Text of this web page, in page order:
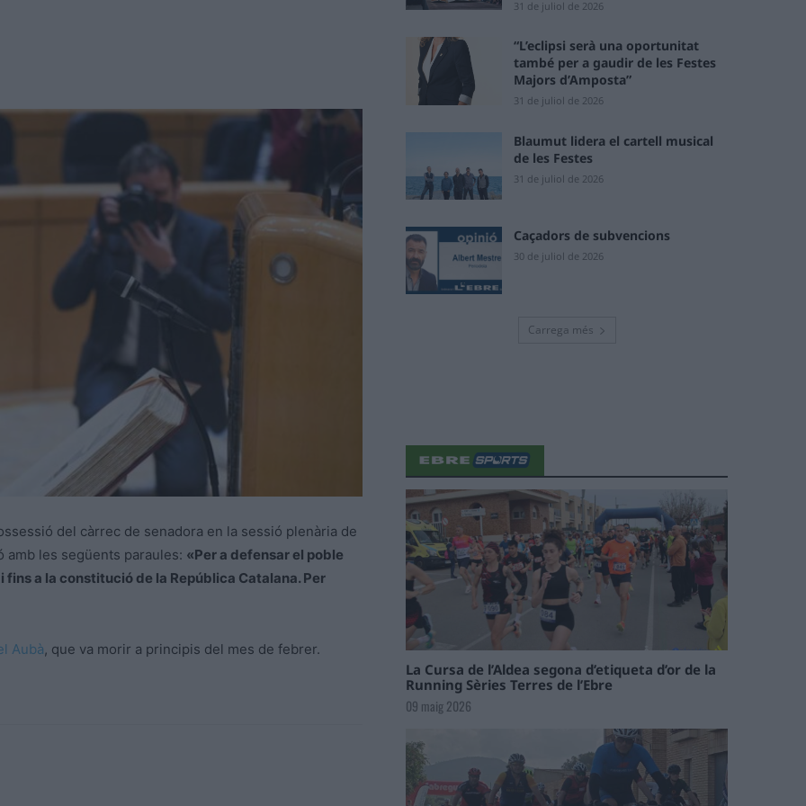
del càrrec de senadora en la sessió plenària de
les següents paraules: «Per a defensar el poble
a la constitució de la República Catalana. Per
Aubà, que va morir a principis del mes de febrer.
31 de juliol de 2026
“L’eclipsi serà una oportunitat
també per a gaudir de les Festes
Majors d’Amposta”
31 de juliol de 2026
Blaumut lidera el cartell musical
de les Festes
31 de juliol de 2026
Caçadors de subvencions
30 de juliol de 2026
Carrega més
La Cursa de l’Aldea segona d’etiqueta d’or de la
Running Sèries Terres de l’Ebre
09 maig 2026